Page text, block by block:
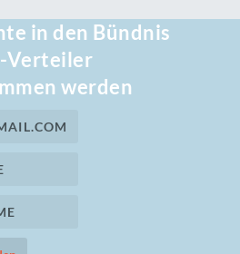
in den Bündnis
Verteiler
werden